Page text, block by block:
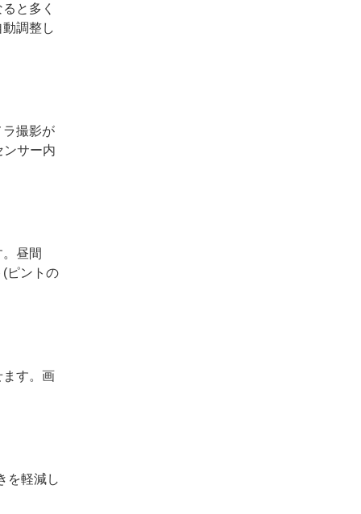
と多く
調整し
ラ撮影が
ンサー内
昼間
ピントの
ます。画
を軽減し